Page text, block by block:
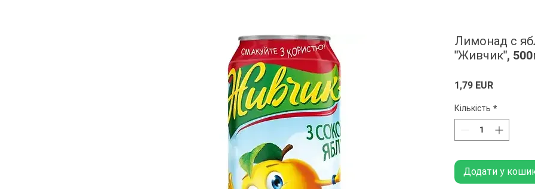
Лимонад с
"Живчик",
1,79 EURЦіна
Кількість *
Додати у